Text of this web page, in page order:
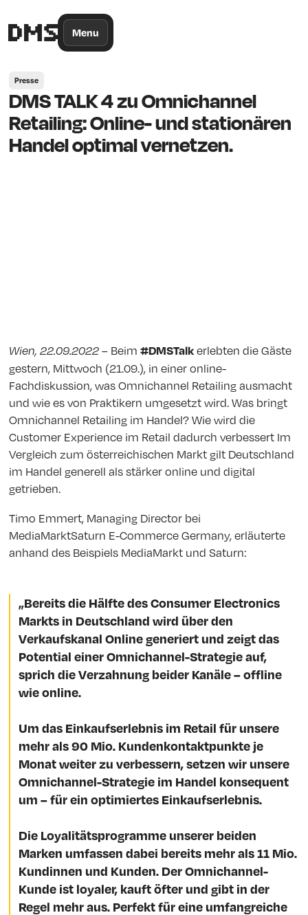
Menu
Presse
DMS TALK 4 zu Omnichannel
Retailing: Online- und stationären
Handel optimal vernetzen.
Wien, 22.09.2022 – Beim#DMSTalkerlebten die Gäste
gestern, Mittwoch (21.09.), in einer online-
Fachdiskussion, was Omnichannel Retailing ausmacht
und wie es von Praktikern umgesetzt wird. Was bringt
Omnichannel Retailing im Handel? Wie wird die
Customer Experience im Retail dadurch verbessert Im
Vergleich zum österreichischen Markt gilt Deutschland
im Handel generell als stärker online und digital
getrieben.
Timo Emmert, Managing Director bei
MediaMarktSaturn E-Commerce Germany, erläuterte
anhand des Beispiels MediaMarkt und Saturn:
„Bereits die Hälfte des Consumer Electronics
Markts in Deutschland wird über den
Verkaufskanal Online generiert und zeigt das
Potential einer Omnichannel-Strategie auf,
sprich die Verzahnung beider Kanäle – offline
wie online.
Um das Einkaufserlebnis im Retail für unsere
mehr als 90 Mio. Kundenkontaktpunkte je
Monat weiter zu verbessern, setzen wir unsere
Omnichannel-Strategie im Handel konsequent
um – für ein optimiertes Einkaufserlebnis.
Die Loyalitätsprogramme unserer beiden
Marken umfassen dabei bereits mehr als 11 Mio.
Kundinnen und Kunden. Der Omnichannel-
Kunde ist loyaler, kauft öfter und gibt in der
Regel mehr aus. Perfekt für eine umfangreiche